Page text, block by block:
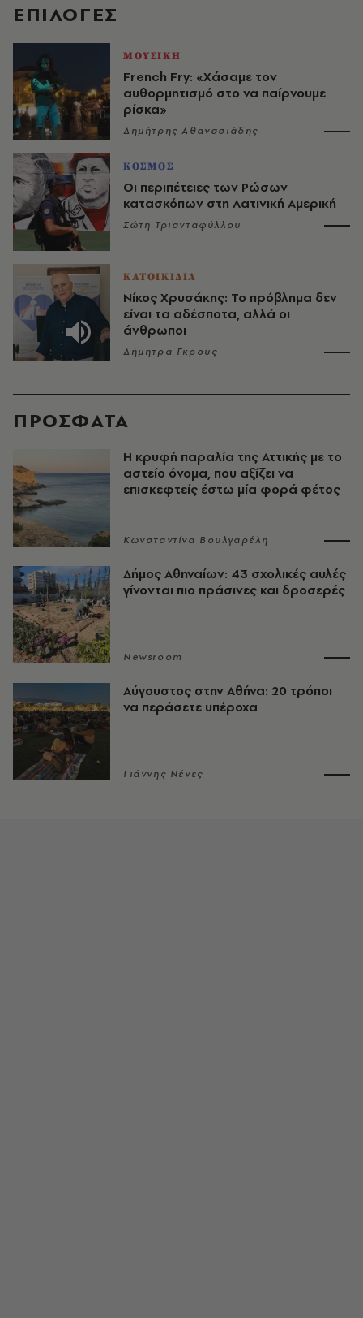
EΠΙΛΟΓΈΣ
ΜΟΥΣΙΚΗ
French Fry: «Χάσαμε τον
αυθορμητισμό στο να παίρνουμε
ρίσκα»
Δημήτρης Αθανασιάδης
ΚΟΣΜΟΣ
Οι περιπέτειες των Ρώσων
κατασκόπων στη Λατινική Αμερική
Σώτη Τριανταφύλλου
ΚΑΤΟΙΚΙΔΙΑ
Νίκος Χρυσάκης: Το πρόβλημα δεν
είναι τα αδέσποτα, αλλά οι
άνθρωποι
Δήμητρα Γκρους
ΠΡΟΣΦΑΤΑ
Η κρυφή παραλία της Αττικής με το
αστείο όνομα, που αξίζει να
επισκεφτείς έστω μία φορά φέτος
Κωνσταντίνα Βουλγαρέλη
Δήμος Αθηναίων: 43 σχολικές αυλές
γίνονται πιο πράσινες και δροσερές
Newsroom
Αύγουστος στην Αθήνα: 20 τρόποι
να περάσετε υπέροχα
Γιάννης Νένες